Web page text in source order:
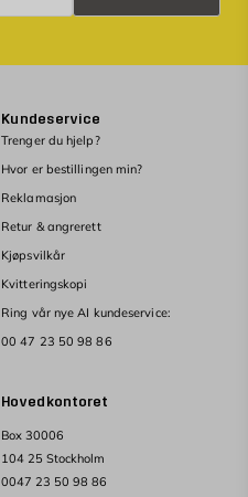
Hovedkontoret
Box 30006
104 25 Stockholm
0047 23 50 98 86
Kundeservice
Trenger du hjelp?
Hvor er bestillingen min?
Reklamasjon
Retur & angrerett
Kjøpsvilkår
Kvitteringskopi
Ring vår nye AI kundeservice:
00 47 23 50 98 86